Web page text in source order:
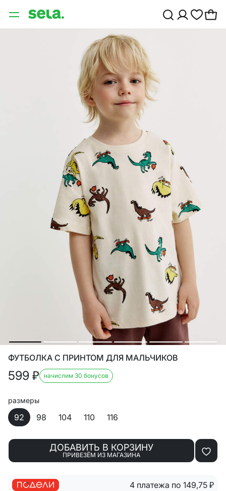
ФУТБОЛКА С ПРИНТОМ ДЛЯ МАЛЬЧИКОВ
599 ₽ начислим 30 бонусов
размеры
92 98 104 110 116
ДОБАВИТЬ В КОРЗИНУ
ПРИВЕЗЁМ ИЗ МАГАЗИНА
4 платежа по 149,75 ₽